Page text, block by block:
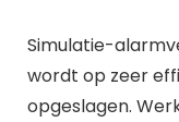
Simulatie-
wordt op zeer
opgeslagen.